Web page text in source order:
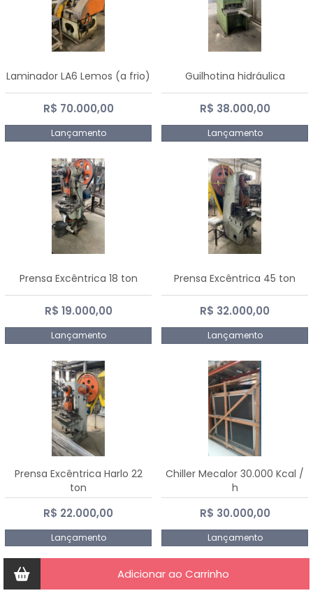
Laminador LA6 Lemos (a frio)
R$ 70.000,00
Lançamento
Guilhotina hidráulica
R$ 38.000,00
Lançamento
Prensa Excêntrica 18 ton
R$ 19.000,00
Lançamento
Prensa Excêntrica 45 ton
R$ 32.000,00
Lançamento
Prensa Excêntrica Harlo 22
ton
R$ 22.000,00
Lançamento
Chiller Mecalor 30.000 Kcal /
h
R$ 30.000,00
Lançamento
Adicionar ao Carrinho